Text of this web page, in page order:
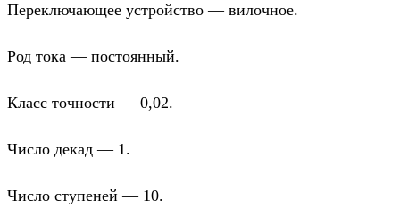
Переключающее устройство — вилочное.
Род тока — постоянный.
Класс точности — 0,02.
Число декад — 1.
Число ступеней — 10.